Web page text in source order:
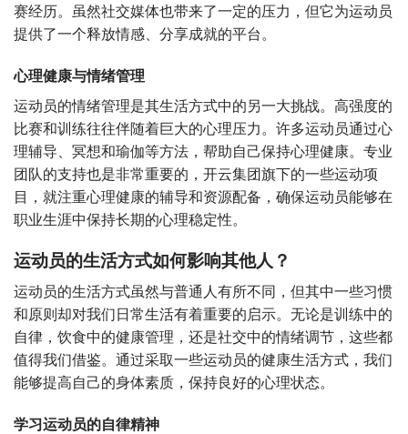
赛经历。虽然社交媒体也带来了一定的压力，但它为运动员
提供了一个释放情感、分享成就的平台。
心理健康与情绪管理
运动员的情绪管理是其生活方式中的另一大挑战。高强度的
比赛和训练往往伴随着巨大的心理压力。许多运动员通过心
理辅导、冥想和瑜伽等方法，帮助自己保持心理健康。专业
团队的支持也是非常重要的，开云集团旗下的一些运动项
目，就注重心理健康的辅导和资源配备，确保运动员能够在
职业生涯中保持长期的心理稳定性。
运动员的生活方式如何影响其他人？
运动员的生活方式虽然与普通人有所不同，但其中一些习惯
和原则却对我们日常生活有着重要的启示。无论是训练中的
自律，饮食中的健康管理，还是社交中的情绪调节，这些都
值得我们借鉴。通过采取一些运动员的健康生活方式，我们
能够提高自己的身体素质，保持良好的心理状态。
学习运动员的自律精神